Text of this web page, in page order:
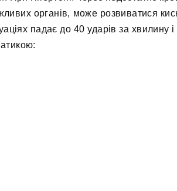
органів, може розвиватися
падає до 40 ударів за хвилину